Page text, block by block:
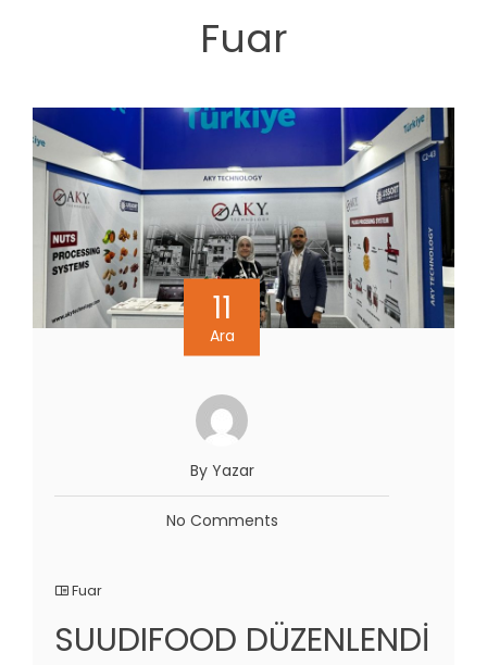
Fuar
11
Ara
By Yazar
No Comments
Fuar
SUUDIFOOD DÜZENLENDİ